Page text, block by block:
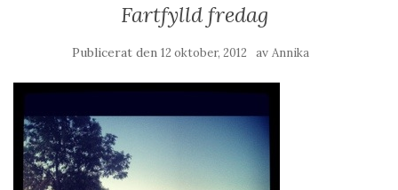
Fartfylld fredag
Publicerat den 12 oktober, 2012 av Annika